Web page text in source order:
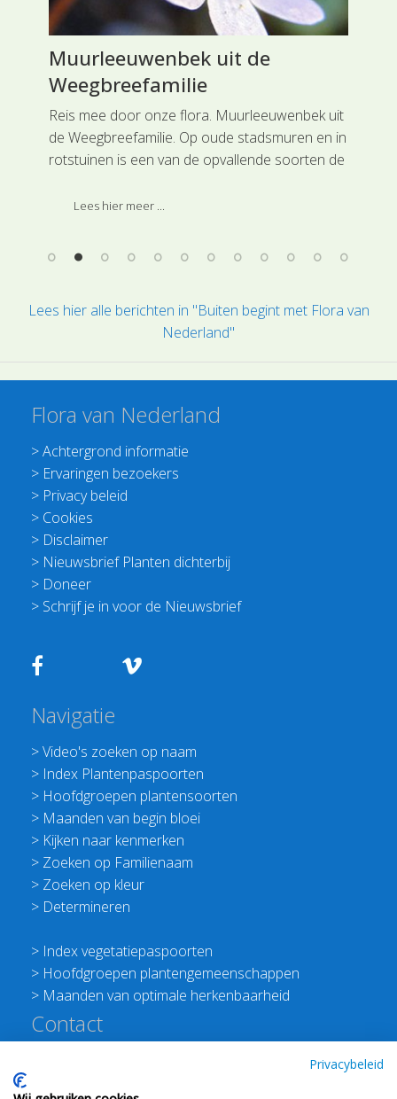
Muurleeuwenbek uit de
Weegbreefamilie
Reis mee door onze flora. Muurleeuwenbek uit
de Weegbreefamilie. Op oude stadsmuren en in
rotstuinen is een van de opvallende soorten de
met gele vlekken.
Lees hier meer ...
Lees hier alle berichten in "Buiten begint met Flora van
Nederland"
Flora van Nederland
>Achtergrond informatie
> Ervaringen bezoekers
> Privacy beleid
> Cookies
> Disclaimer
> Nieuwsbrief Planten dichterbij
> Doneer
> Schrijf je in voor de Nieuwsbrief
Navigatie
>Video's zoeken op naam
> Index Plantenpaspoorten
> Hoofdgroepen plantensoorten
> Maanden van begin bloei
> Kijken naar kenmerken
> Zoeken op Familienaam
> Zoeken op kleur
> Determineren
> Index vegetatiepaspoorten
> Hoofdgroepen plantengemeenschappen
> Maanden van optimale herkenbaarheid
Contact
Privacybeleid